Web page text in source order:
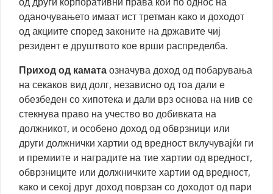
оданочувањето имаат ист третман како и доходот
од акциите според законите на државите чиј
резидент е друштвото кое врши распределба.
Приход од каматаозначува доход од побарувања
на секаков вид долг, независно од тоа дали е
обезбеден со хипотека и дали врз основа на нив се
стекнува право на учество во добивката на
должникот, и особено доход од обврзници или
други должнички хартии од вредност вклучувајќи ги
и премиите и наградите на тие хартии од вредност,
обврзниците или должничките хартии од вредност,
како и секој друг доход поврзан со доходот од пари